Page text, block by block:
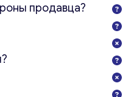
продавца?